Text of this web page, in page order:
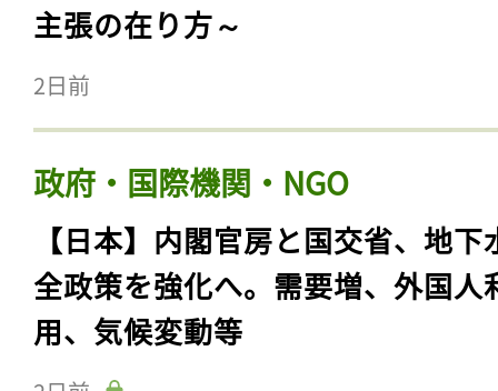
主張の在り方～
2日前
政府・国際機関・NGO
【日本】内閣官房と国交省、地下
全政策を強化へ。需要増、外国人
用、気候変動等